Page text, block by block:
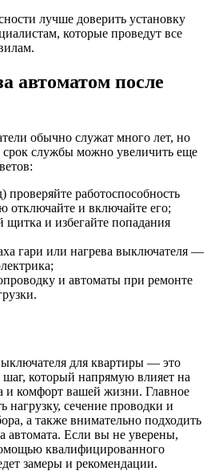
лучше доверить установку
которые проведут все
автоматом после
обычно служат много лет, но
службы можно увеличить еще
проверяйте работоспособность
отключайте и включайте его;
щитка и избегайте попадания
гари или нагрева выключателя —
и автоматы при ремонте
для квартиры — это
который напрямую влияет на
и комфорт вашей жизни. Главное
сечение проводки и
а также внимательно подходить
автомата. Если вы не уверены,
квалифицированного
замеры и рекомендации.